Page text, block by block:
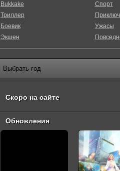
Bukkake
Триллер
Боевик
Экшен
Спорт
Ужасы
Скоро на сайте
Обновления